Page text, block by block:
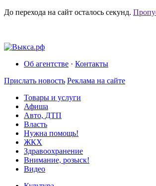
До перехода на сайт осталось секунд.
Об агентстве · Контакты
Прислать новость Реклама на сайте
Товары и услуги
Афиша
Авто, ДТП
Власть
Нужна помощь!
ЖКХ
Здравоохранение
Внимание, розыск!
Видео